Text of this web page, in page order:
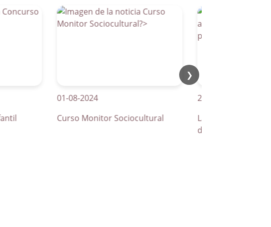
❯
01-08-2024
Curso Monitor Sociocultural
21-04-2026
La Parra apuesta por
de peatones